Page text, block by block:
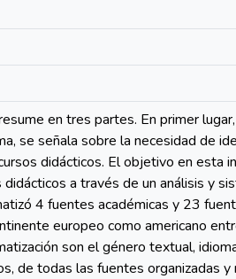
en tres partes. En primer
se señala sobre la necesidad de
didácticos. El objetivo en esta
a través de un análisis y
4 fuentes académicas y 23
europeo como americano
son el género textual,
de todas las fuentes organizadas